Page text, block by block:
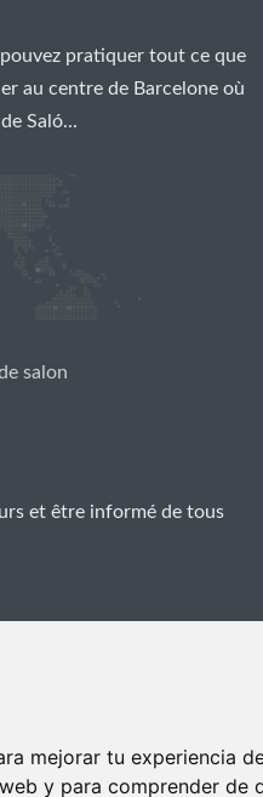
mejorar tu experiencia
y para comprender de
pratiquer tout ce que
au centre de Barcelone où
Saló...
salon
et être informé de tous